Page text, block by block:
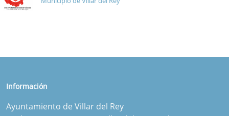
Información
Ayuntamiento de Villar del Rey